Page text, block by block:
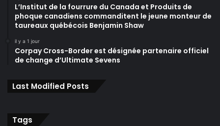
L’Institut de la fourrure du Canada et Produits de
phoque canadiens commanditent le jeune monteur de
taureaux québécois Benjamin Shaw
il y a 1 jour
Corpay Cross-Border est désignée partenaire officiel
de change d’Ultimate Sevens
Last Modified Posts
Tags